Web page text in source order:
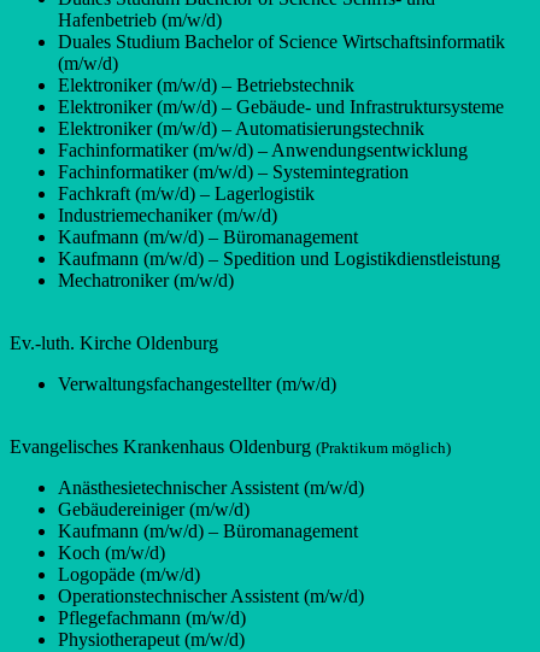
Hafenbetrieb (m/w/d)
Duales Studium Bachelor of Science Wirtschaftsinformatik
(m/w/d)
Elektroniker (m/w/d) – Betriebstechnik
Elektroniker (m/w/d) – Gebäude- und Infrastruktursysteme
Elektroniker (m/w/d) – Automatisierungstechnik
Fachinformatiker (m/w/d) – Anwendungsentwicklung
Fachinformatiker (m/w/d) – Systemintegration
Fachkraft (m/w/d) – Lagerlogistik
Industriemechaniker (m/w/d)
Kaufmann (m/w/d) – Büromanagement
Kaufmann (m/w/d) – Spedition und Logistikdienstleistung
Mechatroniker (m/w/d)
Ev.-luth. Kirche Oldenburg
Verwaltungsfachangestellter (m/w/d)
Evangelisches Krankenhaus Oldenburg (Praktikum möglich)
Anästhesietechnischer Assistent (m/w/d)
Gebäudereiniger (m/w/d)
Kaufmann (m/w/d) – Büromanagement
Koch (m/w/d)
Logopäde (m/w/d)
Operationstechnischer Assistent (m/w/d)
Pflegefachmann (m/w/d)
Physiotherapeut (m/w/d)